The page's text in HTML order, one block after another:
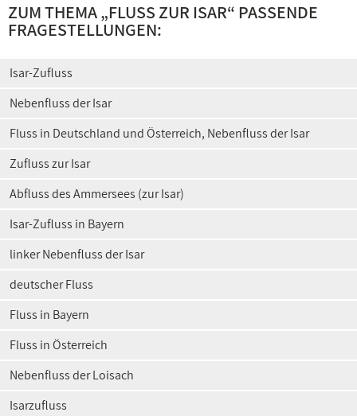
ZUM THEMA „FLUSS ZUR ISAR“ PASSENDE
FRAGESTELLUNGEN:
Isar-Zufluss
Nebenfluss der Isar
Fluss in Deutschland und Österreich, Nebenfluss der Isar
Zufluss zur Isar
Abfluss des Ammersees (zur Isar)
Isar-Zufluss in Bayern
linker Nebenfluss der Isar
deutscher Fluss
Fluss in Bayern
Fluss in Österreich
Nebenfluss der Loisach
Isarzufluss